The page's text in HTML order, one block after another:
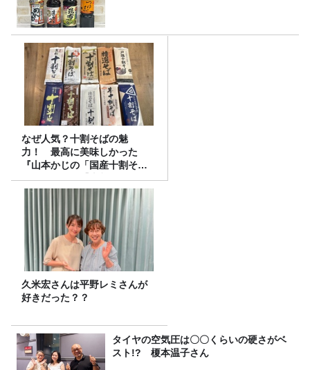
なぜ人気？十割そばの魅
力！ 最高に美味しかった
『山本かじの「国産十割そ
ば」』とは？【十割そば10種
食べ比べ】
久米宏さんは平野レミさんが
好きだった？？
タイヤの空気圧は〇〇くらいの硬さがベ
スト!? 榎本温子さん